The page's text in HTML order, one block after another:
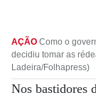
AÇÃO Como o
decidiu tomar as
Ladeira/Folhapress)
Nos bastidores